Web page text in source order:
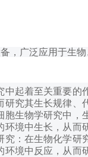
，广泛应用于生
起着至关重要
究其生长规律
胞生物学研究中，
境中生长，从
究：在生物化学研
境中反应，从